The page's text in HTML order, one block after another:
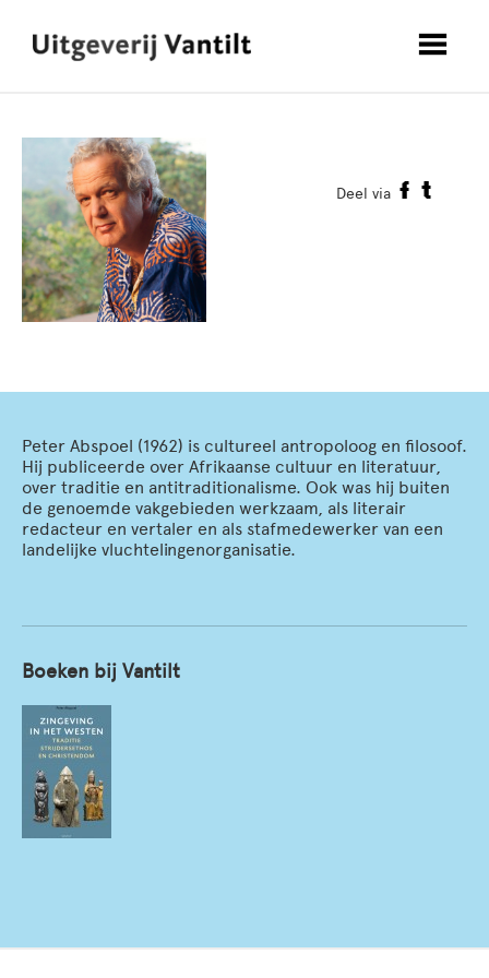
Deel via
Peter Abspoel (1962) is cultureel antropoloog en filosoof.
Hij publiceerde over Afrikaanse cultuur en literatuur,
over traditie en antitraditionalisme. Ook was hij buiten
de genoemde vakgebieden werkzaam, als literair
redacteur en vertaler en als stafmedewerker van een
landelijke vluchtelingenorganisatie.
Boeken bij Vantilt